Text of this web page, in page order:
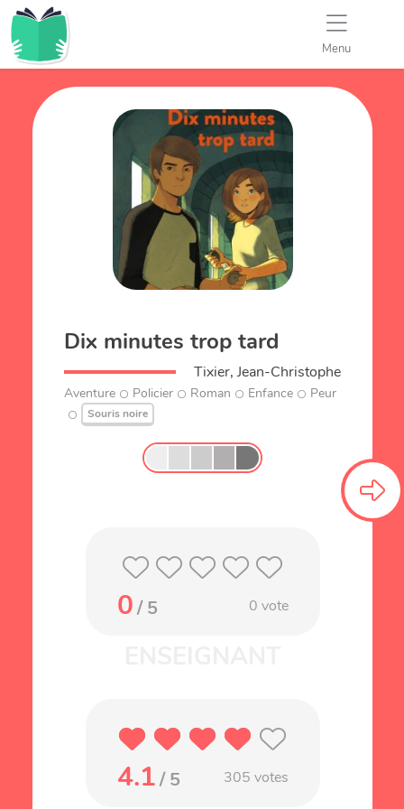
Menu
Dix minutes trop tard
Tixier, Jean-Christophe
Aventure Policier Roman Enfance Peur
Souris noire
0/ 5 0 vote
4.1/ 5 305 votes